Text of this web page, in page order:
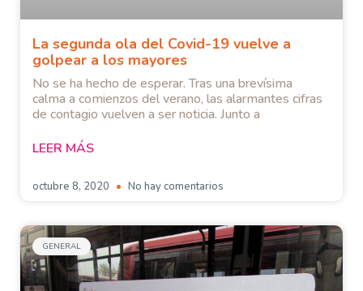
La segunda ola del Covid-19 vuelve a
golpear a los mayores
No se ha hecho de esperar. Tras una brevísima
calma a comienzos del verano, las alarmantes cifras
de contagio vuelven a ser noticia. Junto a
LEER MÁS
octubre 8, 2020 No hay comentarios
GENERAL